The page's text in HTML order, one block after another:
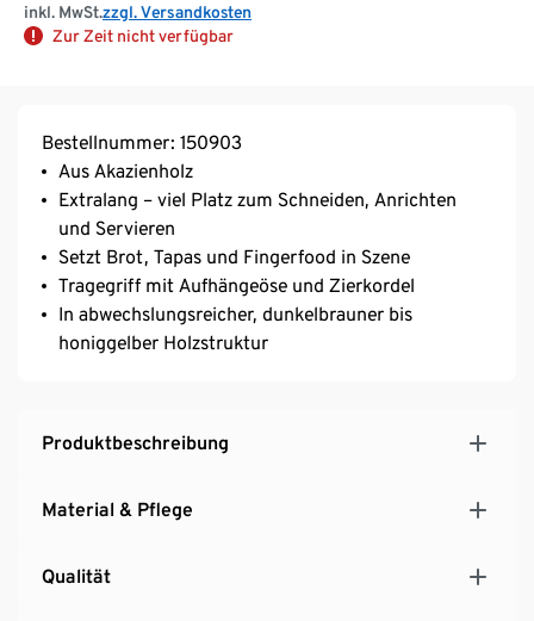
inkl. MwSt.zzgl. Versandkosten
Zur Zeit nicht verfügbar
Bestellnummer: 150903
Aus Akazienholz
Extralang – viel Platz zum Schneiden, Anrichten
und Servieren
Setzt Brot, Tapas und Fingerfood in Szene
Tragegriff mit Aufhängeöse und Zierkordel
In abwechslungsreicher, dunkelbrauner bis
honiggelber Holzstruktur
Produktbeschreibung
Material & Pflege
Qualität